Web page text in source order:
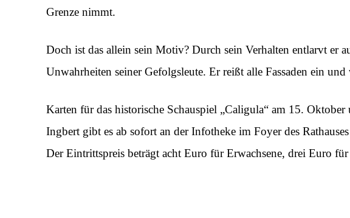
Grenze nimmt.
Doch ist das allein sein Motiv? Durch sein Verhalten entlarvt er
Unwahrheiten seiner Gefolgsleute. Er reißt alle Fassaden ein
Karten für das historische Schauspiel „Caligula“ am 15.
Ingbert gibt es ab sofort an der Infotheke im Foyer des
Der Eintrittspreis beträgt acht Euro für Erwachsene, drei Euro für